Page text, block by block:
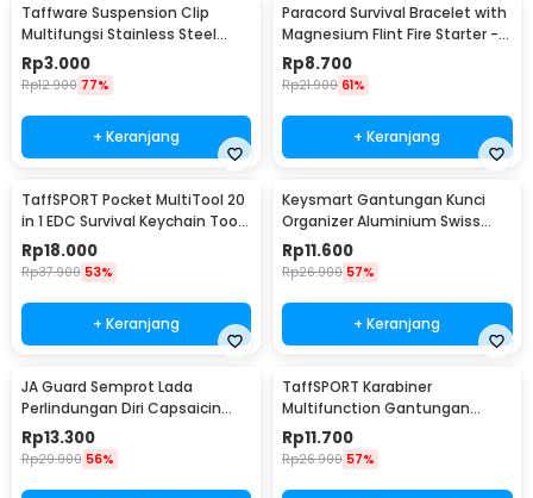
Taffware Suspension Clip
Multifungsi Stainless Steel
with Key Ring - SN61
Rp3.000
Rp12.900 77%
+ Keranjang
Paracord Survival Bracelet with
Magnesium Flint Fire Starter -
IMSK03
Rp8.700
Rp21.900 61%
+ Keranjang
TaffSPORT Pocket MultiTool 20
in 1 EDC Survival Keychain Tool
- ED26
Rp18.000
Rp37.900 53%
+ Keranjang
Keysmart Gantungan Kunci
Organizer Aluminium Swiss
Army Style Size L
Rp11.600
Rp26.900 57%
+ Keranjang
JA Guard Semprot Lada
Perlindungan Diri Capsaicin
Pepper Spray 20ml - PS007
Rp13.300
Rp29.900 56%
TaffSPORT Karabiner
Multifunction Gantungan
Kunci Stainless Steel - ED77
Rp11.700
Rp26.900 57%